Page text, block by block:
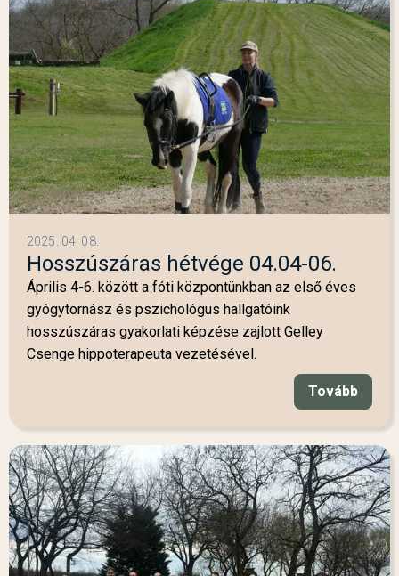
2025. 04. 08.
Hosszúszáras hétvége 04.04-06.
Április 4-6. között a fóti központünkban az első éves
gyógytornász és pszichológus hallgatóink
hosszúszáras gyakorlati képzése zajlott Gelley
Csenge hippoterapeuta vezetésével.
Tovább